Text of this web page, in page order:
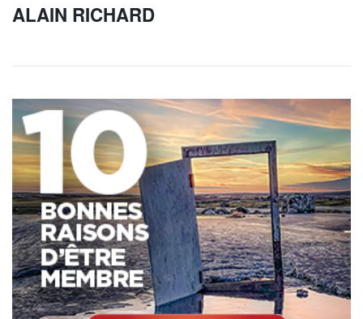
ALAIN RICHARD